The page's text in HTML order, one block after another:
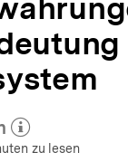
zum Autor)
öffnen
zu lesen